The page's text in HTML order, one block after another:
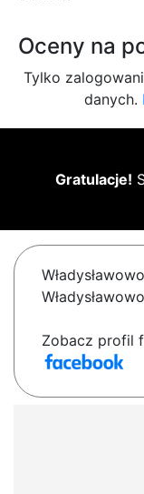
Oceny na
Tylko
danych.
Gratulacje!
Władysławowo
Władysławowo
Zobacz profil